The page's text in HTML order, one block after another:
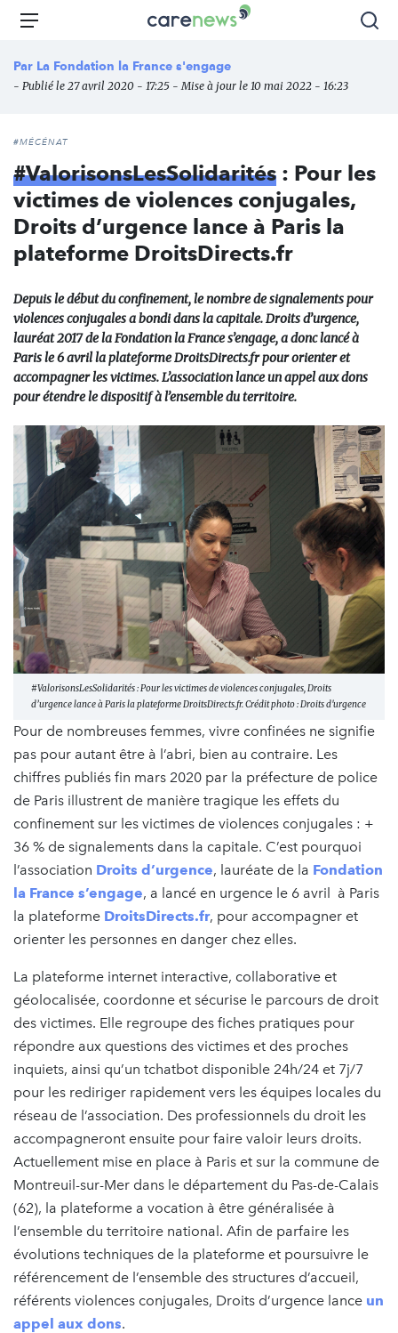
Aller
principal
Carenews,
média
des
Menu
Par La Fondation la France s'engage
- Publié le 27 avril 2020 - 17:25 - Mise à jour le 10 mai 2022 - 16:23
#MÉCÉNAT
#ValorisonsLesSolidarités : Pour les
victimes de violences conjugales,
Droits d’urgence lance à Paris la
plateforme DroitsDirects.fr
Depuis le début du confinement, le nombre de signalements pour
violences conjugales a bondi dans la capitale. Droits d’urgence,
lauréat 2017 de la Fondation la France s’engage, a donc lancé à
Paris le 6 avril la plateforme DroitsDirects.fr pour orienter et
accompagner les victimes. L’association lance un appel aux dons
pour étendre le dispositif à l’ensemble du territoire.
#ValorisonsLesSolidarités : Pour les victimes de violences conjugales, Droits
d’urgence lance à Paris la plateforme DroitsDirects.fr. Crédit photo : Droits d'urgence
Pour de nombreuses femmes, vivre confinées ne signifie
pas pour autant être à l’abri, bien au contraire. Les
chiffres publiés fin mars 2020 par la préfecture de police
de Paris illustrent de manière tragique les effets du
confinement sur les victimes de violences conjugales : +
36 % de signalements dans la capitale. C’est pourquoi
l’association Droits d’urgence, lauréate de la Fondation
la France s’engage, a lancé en urgence le 6 avril à Paris
la plateforme DroitsDirects.fr, pour accompagner et
orienter les personnes en danger chez elles.
La plateforme internet interactive, collaborative et
géolocalisée, coordonne et sécurise le parcours de droit
des victimes. Elle regroupe des fiches pratiques pour
répondre aux questions des victimes et des proches
inquiets, ainsi qu’un tchatbot disponible 24h/24 et 7j/7
pour les rediriger rapidement vers les équipes locales du
réseau de l’association. Des professionnels du droit les
accompagneront ensuite pour faire valoir leurs droits.
Actuellement mise en place à Paris et sur la commune de
Montreuil-sur-Mer dans le département du Pas-de-Calais
(62), la plateforme a vocation à être généralisée à
l’ensemble du territoire national. Afin de parfaire les
évolutions techniques de la plateforme et poursuivre le
référencement de l’ensemble des structures d’accueil,
référents violences conjugales, Droits d’urgence lance un
appel aux dons.